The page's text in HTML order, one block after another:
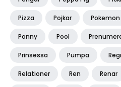
Pizza Pojkar Pokemon
Ponny Pool
Prinsessa Pumpa
Relationer Ren Renar